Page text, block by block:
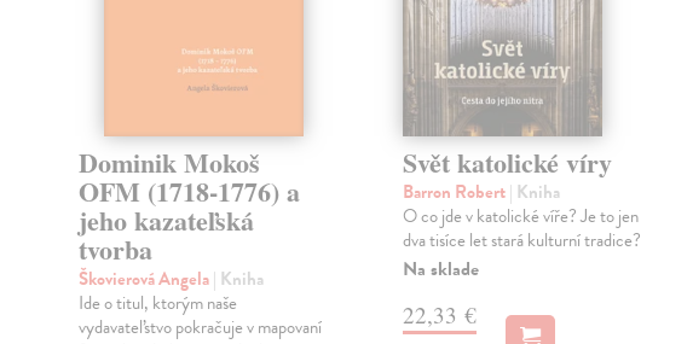
Dominik Mokoš
OFM (1718-1776) a
jeho kazateľská
tvorba
Škovierová Angela| Kniha
Ide o titul, ktorým naše
vydavateľstvo pokračuje v mapovaní
Svět katolické víry
Barron Robert| Kniha
O co jde v katolické víře? Je to jen
dva tisíce let stará kulturní tradice?
Na sklade
22,33 €